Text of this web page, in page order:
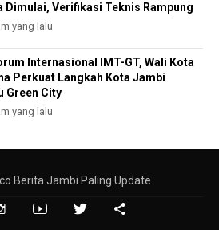
Dimulai, Verifikasi Teknis Rampung
yang lalu
Internasional IMT-GT, Wali Kota
Perkuat Langkah Kota Jambi
Green City
yang lalu
Berita Jambi Paling Update